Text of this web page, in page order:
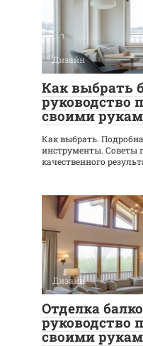
Дизайн
Как выбрать
руководство
своими
Как выбрать.
инструменты. Советы
качественного
Дизайн
Отделка
руководство
своими